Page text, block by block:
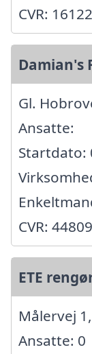
CVR:
Damian's
Gl.
Ansatte:
Startdato:
CVR:
ETE
Målervej
Ansatte: 0